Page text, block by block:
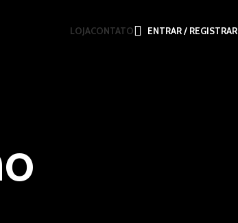
LOJACONTATO ENTRAR / REGISTRAR